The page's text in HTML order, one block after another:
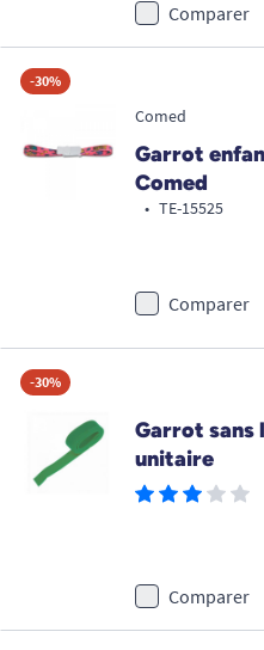
Comparer
-30%
Comed
Garrot
Comed
• TE-15525
Comparer
-30%
Garrot sans
unitaire
Comparer